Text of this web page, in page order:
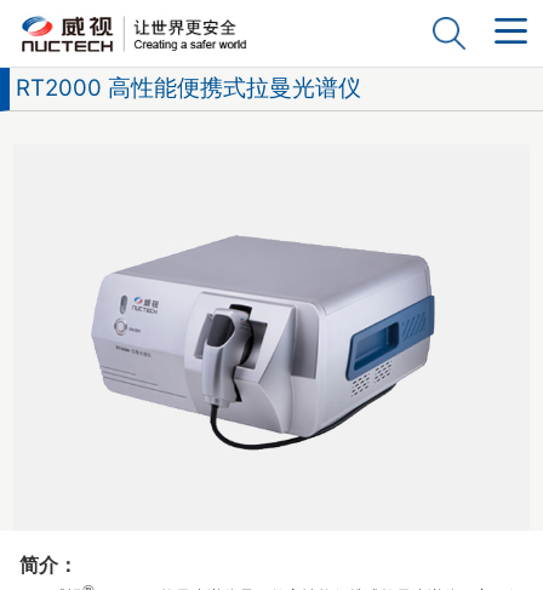
RT2000 高性能便携式拉曼光谱仪
简介：